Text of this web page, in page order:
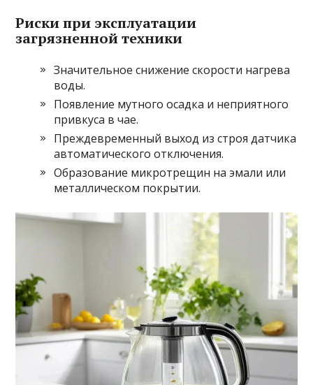
Риски при эксплуатации
загрязненной техники
Значительное снижение скорости нагрева
воды.
Появление мутного осадка и неприятного
привкуса в чае.
Преждевременный выход из строя датчика
автоматического отключения.
Образование микротрещин на эмали или
металлическом покрытии.